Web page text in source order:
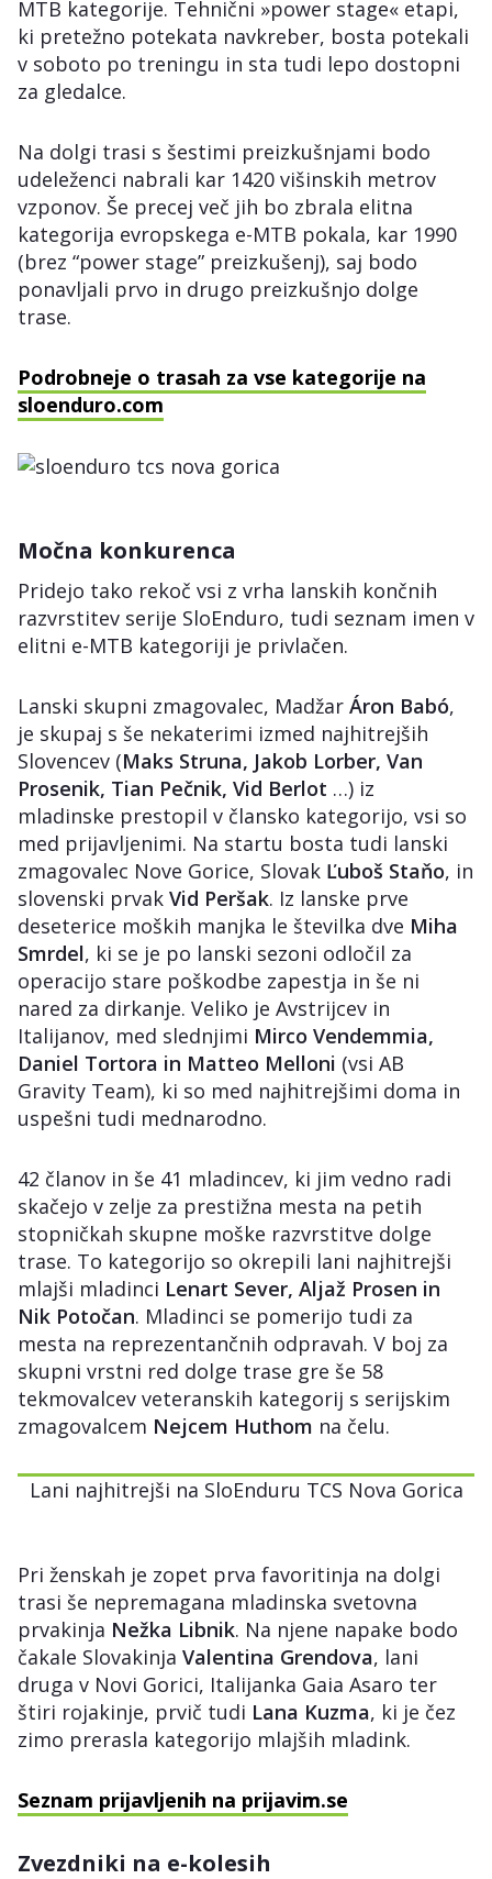
MTB kategorije. Tehnični »power stage« etapi,
ki pretežno potekata navkreber, bosta potekali
v soboto po treningu in sta tudi lepo dostopni
za gledalce.
Na dolgi trasi s šestimi preizkušnjami bodo
udeleženci nabrali kar 1420 višinskih metrov
vzponov. Še precej več jih bo zbrala elitna
kategorija evropskega e-MTB pokala, kar 1990
(brez “power stage” preizkušenj), saj bodo
ponavljali prvo in drugo preizkušnjo dolge
trase.
Podrobneje o trasah za vse kategorije na
sloenduro.com
Močna konkurenca
Pridejo tako rekoč vsi z vrha lanskih končnih
razvrstitev serije SloEnduro, tudi seznam imen v
elitni e-MTB kategoriji je privlačen.
Lanski skupni zmagovalec, Madžar Áron Babó,
je skupaj s še nekaterimi izmed najhitrejših
Slovencev (Maks Struna, Jakob Lorber, Van
Prosenik, Tian Pečnik, Vid Berlot …) iz
mladinske prestopil v člansko kategorijo, vsi so
med prijavljenimi. Na startu bosta tudi lanski
zmagovalec Nove Gorice, Slovak Ľuboš Staňo, in
slovenski prvak Vid Peršak. Iz lanske prve
deseterice moških manjka le številka dve Miha
Smrdel, ki se je po lanski sezoni odločil za
operacijo stare poškodbe zapestja in še ni
nared za dirkanje. Veliko je Avstrijcev in
Italijanov, med slednjimi Mirco Vendemmia,
Daniel Tortora in Matteo Melloni (vsi AB
Gravity Team), ki so med najhitrejšimi doma in
uspešni tudi mednarodno.
42 članov in še 41 mladincev, ki jim vedno radi
skačejo v zelje za prestižna mesta na petih
stopničkah skupne moške razvrstitve dolge
trase. To kategorijo so okrepili lani najhitrejši
mlajši mladinci Lenart Sever, Aljaž Prosen in
Nik Potočan. Mladinci se pomerijo tudi za
mesta na reprezentančnih odpravah. V boj za
skupni vrstni red dolge trase gre še 58
tekmovalcev veteranskih kategorij s serijskim
zmagovalcem Nejcem Huthom na čelu.
Lani najhitrejši na SloEnduru TCS Nova Gorica
Pri ženskah je zopet prva favoritinja na dolgi
trasi še nepremagana mladinska svetovna
prvakinja Nežka Libnik. Na njene napake bodo
čakale Slovakinja Valentina Grendova, lani
druga v Novi Gorici, Italijanka Gaia Asaro ter
štiri rojakinje, prvič tudi Lana Kuzma, ki je čez
zimo prerasla kategorijo mlajših mladink.
Seznam prijavljenih na prijavim.se
Zvezdniki na e-kolesih